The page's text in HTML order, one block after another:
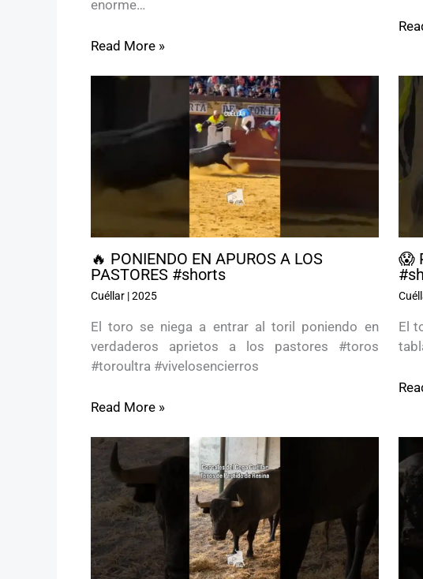
enorme…
Read More »
🔥 PONIENDO EN APUROS A LOS
PASTORES #shorts
Cuéllar|2025
El toro se niega a entrar al toril poniendo en
verdaderos aprietos a los pastores #toros
#toroultra #vivelosencierros
Read More »
😱
El